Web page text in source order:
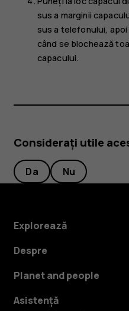
sus a marginii
sus a telefonului,
când se blochează
capacului.
Considerați utile
Da Nu
Explorează
Despre
Planet and people
Asistență